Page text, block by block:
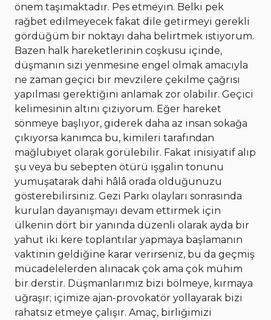
önem taşımaktadır. Pes etmeyin. Belki pek
rağbet edilmeyecek fakat dile getirmeyi gerekli
gördüğüm bir noktayı daha belirtmek istiyorum.
Bazen halk hareketlerinin coşkusu içinde,
düşmanın sizi yenmesine engel olmak amacıyla
ne zaman geçici bir mevzilere çekilme çağrısı
yapılması gerektiğini anlamak zor olabilir. Geçici
kelimesinin altını çiziyorum. Eğer hareket
sönmeye başlıyor, giderek daha az insan sokağa
çıkıyorsa kanımca bu, kimileri tarafından
mağlubiyet olarak görülebilir. Fakat inisiyatif alıp
şu veya bu sebepten ötürü işgalin tonunu
yumuşatarak dahi hâlâ orada olduğunuzu
gösterebilirsiniz. Gezi Parkı olayları sonrasında
kurulan dayanışmayı devam ettirmek için
ülkenin dört bir yanında düzenli olarak ayda bir
yahut iki kere toplantılar yapmaya başlamanın
vaktinin geldiğine karar verirseniz, bu da geçmiş
mücadelelerden alınacak çok ama çok mühim
bir derstir. Düşmanlarımız bizi bölmeye, kırmaya
uğraşır; içimize ajan-provokatör yollayarak bizi
rahatsız etmeye çalışır. Amaç, birliğimizi